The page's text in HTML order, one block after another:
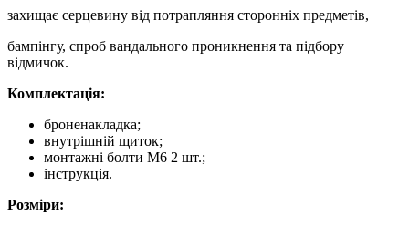
захищає серцевину від потрапляння сторонніх предметів,
бампінгу, спроб вандального проникнення та підбору
відмичок.
Комплектація:
броненакладка;
внутрішній щиток;
монтажні болти М6 2 шт.;
інструкція.
Розміри: